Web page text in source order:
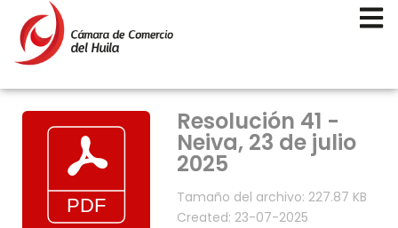
Resolución 41 -
Neiva, 23 de julio
2025
Tamaño del archivo: 227.87 KB
Created: 23-07-2025